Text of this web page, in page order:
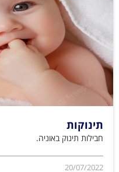
תינוקות
חבילות תינוק באוניה.
20/07/2022